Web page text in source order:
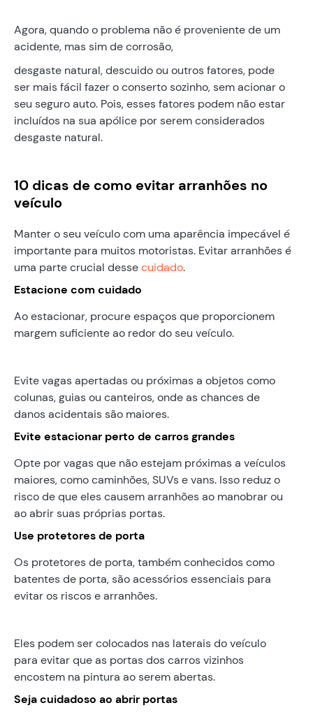
Agora, quando o problema não é proveniente de um
acidente, mas sim de corrosão,
desgaste natural, descuido ou outros fatores, pode
ser mais fácil fazer o conserto sozinho, sem acionar o
seu seguro auto. Pois, esses fatores podem não estar
incluídos na sua apólice por serem considerados
desgaste natural.
10 dicas de como evitar arranhões no
veículo
Manter o seu veículo com uma aparência impecável é
importante para muitos motoristas. Evitar arranhões é
uma parte crucial dessecuidado.
Estacione com cuidado
Ao estacionar, procure espaços que proporcionem
margem suficiente ao redor do seu veículo.
Evite vagas apertadas ou próximas a objetos como
colunas, guias ou canteiros, onde as chances de
danos acidentais são maiores.
Evite estacionar perto de carros grandes
Opte por vagas que não estejam próximas a veículos
maiores, como caminhões, SUVs e vans. Isso reduz o
risco de que eles causem arranhões ao manobrar ou
ao abrir suas próprias portas.
Use protetores de porta
Os protetores de porta, também conhecidos como
batentes de porta, são acessórios essenciais para
evitar os riscos e arranhões.
Eles podem ser colocados nas laterais do veículo
para evitar que as portas dos carros vizinhos
encostem na pintura ao serem abertas.
Seja cuidadoso ao abrir portas